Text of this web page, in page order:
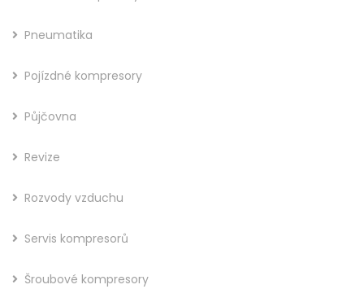
Pneumatika
Pojízdné kompresory
Půjčovna
Revize
Rozvody vzduchu
Servis kompresorů
Šroubové kompresory